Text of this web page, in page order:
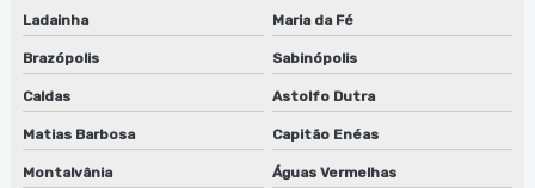
Ladainha Maria da Fé
Brazópolis Sabinópolis
Caldas Astolfo Dutra
Matias Barbosa Capitão Enéas
Montalvânia Águas Vermelhas